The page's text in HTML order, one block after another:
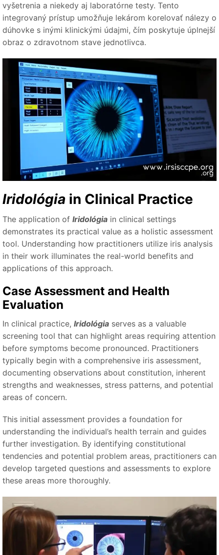
vyšetrenia a niekedy aj laboratórne testy. Tento
integrovaný prístup umožňuje lekárom korelovať nálezy o
dúhovke s inými klinickými údajmi, čím poskytuje úplnejší
obraz o zdravotnom stave jednotlivca.
Iridológia in Clinical Practice
The application of Iridológia in clinical settings
demonstrates its practical value as a holistic assessment
tool. Understanding how practitioners utilize iris analysis
in their work illuminates the real-world benefits and
applications of this approach.
Case Assessment and Health
Evaluation
In clinical practice, Iridológia serves as a valuable
screening tool that can highlight areas requiring attention
before symptoms become pronounced. Practitioners
typically begin with a comprehensive iris assessment,
documenting observations about constitution, inherent
strengths and weaknesses, stress patterns, and potential
areas of concern.
This initial assessment provides a foundation for
understanding the individual’s health terrain and guides
further investigation. By identifying constitutional
tendencies and potential problem areas, practitioners can
develop targeted questions and assessments to explore
these areas more thoroughly.